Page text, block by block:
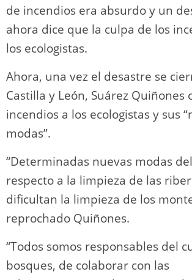
de incendios era absurdo y un
ahora dice que la culpa de los
los ecologistas.
Ahora, una vez el desastre se
Castilla y León, Suárez Quiñones
incendios a los ecologistas y sus
modas”.
“Determinadas nuevas modas
respecto a la limpieza de las
dificultan la limpieza de los
reprochado Quiñones.
“Todos somos responsables del
bosques, de colaborar con las